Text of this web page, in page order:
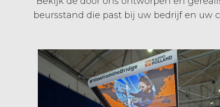
beursstand die past bij uw bedrijf en uw